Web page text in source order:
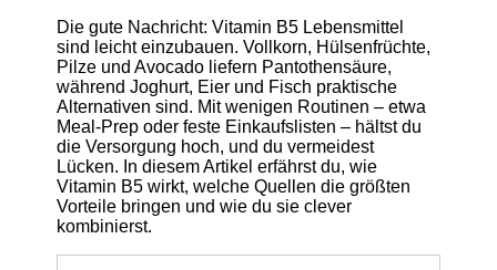
Die gute Nachricht: Vitamin B5 Lebensmittel
sind leicht einzubauen. Vollkorn, Hülsenfrüchte,
Pilze und Avocado liefern Pantothensäure,
während Joghurt, Eier und Fisch praktische
Alternativen sind. Mit wenigen Routinen – etwa
Meal-Prep oder feste Einkaufslisten – hältst du
die Versorgung hoch, und du vermeidest
Lücken. In diesem Artikel erfährst du, wie
Vitamin B5 wirkt, welche Quellen die größten
Vorteile bringen und wie du sie clever
kombinierst.